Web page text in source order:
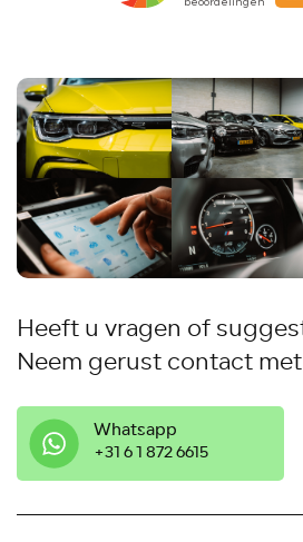
Heeft u vragen of
Neem gerust contact
Whatsapp
‭+31 6 1 872 6615